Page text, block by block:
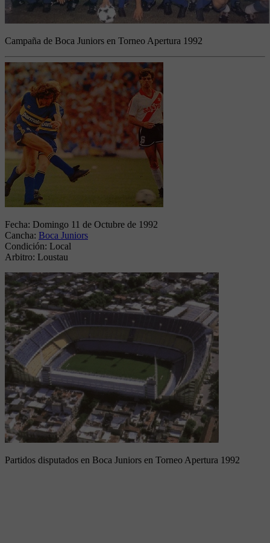
Campaña de Boca Juniors en Torneo Apertura 1992
Fecha: Domingo 11 de Octubre de 1992
Cancha: Boca Juniors
Condición: Local
Arbitro: Loustau
Partidos disputados en Boca Juniors en Torneo Apertura 1992